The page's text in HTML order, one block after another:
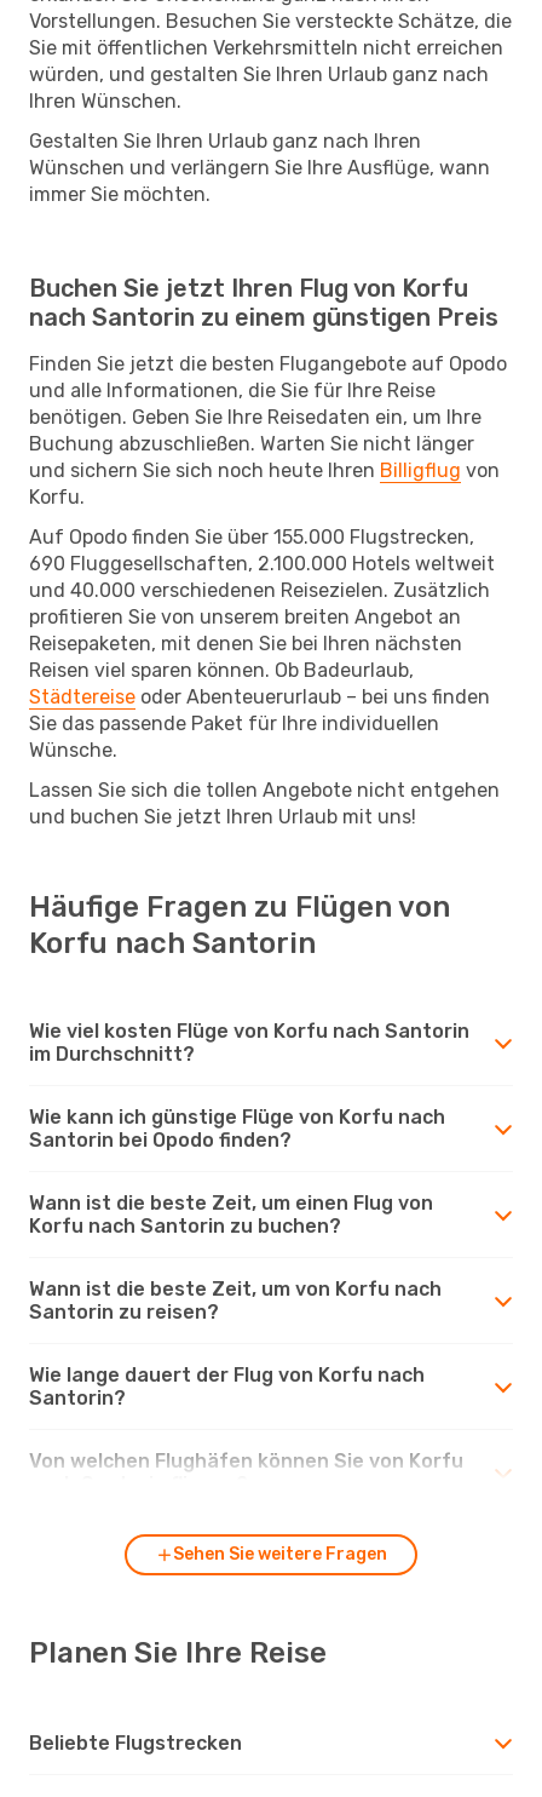
Vorstellungen. Besuchen Sie versteckte Schätze, die
Sie mit öffentlichen Verkehrsmitteln nicht erreichen
würden, und gestalten Sie Ihren Urlaub ganz nach
Ihren Wünschen.
Gestalten Sie Ihren Urlaub ganz nach Ihren
Wünschen und verlängern Sie Ihre Ausflüge, wann
immer Sie möchten.
Buchen Sie jetzt Ihren Flug von Korfu
nach Santorin zu einem günstigen Preis
Finden Sie jetzt die besten Flugangebote auf Opodo
und alle Informationen, die Sie für Ihre Reise
benötigen. Geben Sie Ihre Reisedaten ein, um Ihre
Buchung abzuschließen. Warten Sie nicht länger
und sichern Sie sich noch heute Ihren Billigflug von
Korfu.
Auf Opodo finden Sie über 155.000 Flugstrecken,
690 Fluggesellschaften, 2.100.000 Hotels weltweit
und 40.000 verschiedenen Reisezielen. Zusätzlich
profitieren Sie von unserem breiten Angebot an
Reisepaketen, mit denen Sie bei Ihren nächsten
Reisen viel sparen können. Ob Badeurlaub,
Städtereise oder Abenteuerurlaub – bei uns finden
Sie das passende Paket für Ihre individuellen
Wünsche.
Lassen Sie sich die tollen Angebote nicht entgehen
und buchen Sie jetzt Ihren Urlaub mit uns!
Häufige Fragen zu Flügen von
Korfu nach Santorin
Wie viel kosten Flüge von Korfu nach Santorin
im Durchschnitt?
Wie kann ich günstige Flüge von Korfu nach
Santorin bei Opodo finden?
Wann ist die beste Zeit, um einen Flug von
Korfu nach Santorin zu buchen?
Wann ist die beste Zeit, um von Korfu nach
Santorin zu reisen?
Wie lange dauert der Flug von Korfu nach
Santorin?
Von welchen Flughäfen können Sie von Korfu
Sehen Sie weitere Fragen
Planen Sie Ihre Reise
Beliebte Flugstrecken